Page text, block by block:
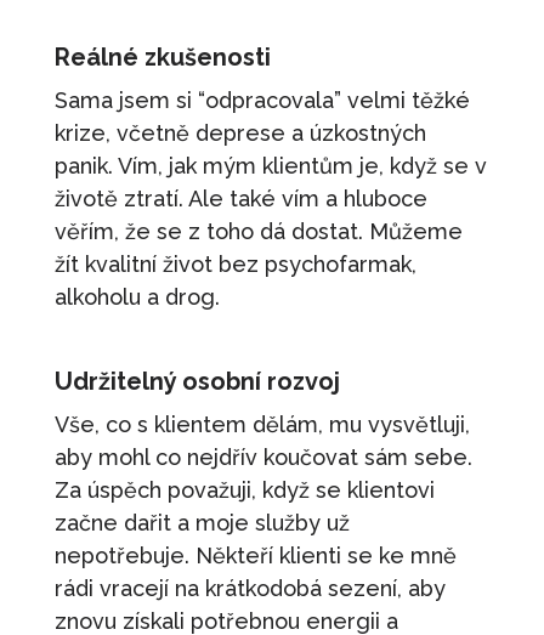
Reálné zkušenosti
Sama jsem si “odpracovala” velmi těžké
krize, včetně deprese a úzkostných
panik. Vím, jak mým klientům je, když se v
životě ztratí. Ale také vím a hluboce
věřím, že se z toho dá dostat. Můžeme
žít kvalitní život bez psychofarmak,
alkoholu a drog.
Udržitelný osobní rozvoj
Vše, co s klientem dělám, mu vysvětluji,
aby mohl co nejdřív koučovat sám sebe.
Za úspěch považuji, když se klientovi
začne dařit a moje služby už
nepotřebuje. Někteří klienti se ke mně
rádi vracejí na krátkodobá sezení, aby
znovu získali potřebnou energii a